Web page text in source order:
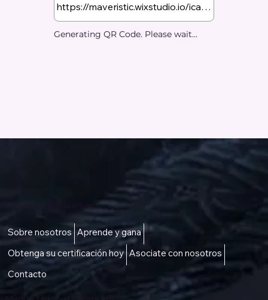
Generating QR Code. Please wait...
Acceso a una vida mejor
Sobre nosotros Aprende y gana
Obtenga su certificación hoy Asociate con nosotros
Contacto